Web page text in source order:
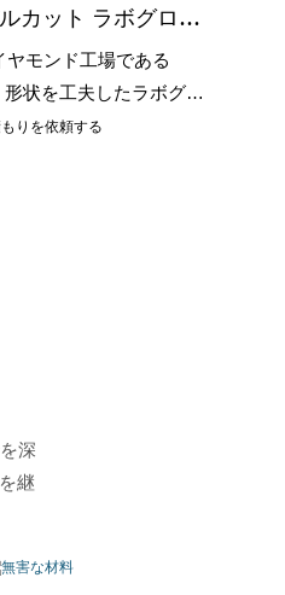
カット ラボグロウ
14K/18K イエロー
イトゴールドのリン
ヤモンド工場である
状を工夫したラボグロ
の製造において研究開発
りを依頼する
深
継